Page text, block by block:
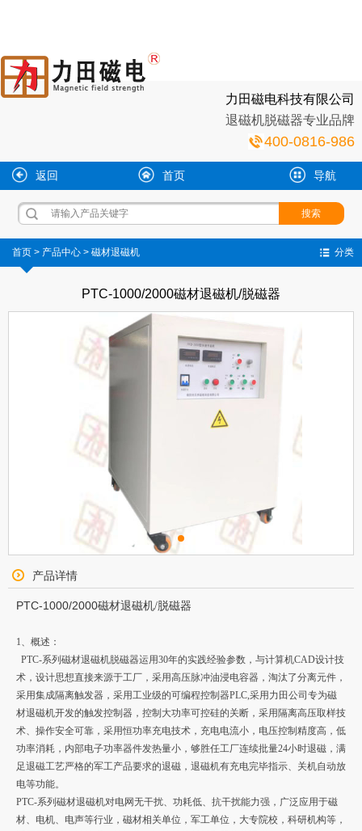
力田磁电科技有限公司
退磁机脱磁器专业品牌
400-0816-986
返回 首页 导航
分类
首页 > 产品中心 > 磁材退磁机
PTC-1000/2000磁材退磁机/脱磁器
产品详情
PTC-1000/2000磁材退磁机/脱磁器
1、 概述：
PTC-系列磁材退磁机脱磁器运用30年的实践经验参数，与计算机CAD设计技
术，设计思想直接来源于工厂，采用高压脉冲油浸电容器，淘汰了分离元件，
采用集成隔离触发器，采用工业级的可编程控制器PLC,采用力田公司专为磁
材退磁机开发的触发控制器，控制大功率可控硅的关断，采用隔离高压取样技
术、操作安全可靠，采用恒功率充电技术，充电电流小，电压控制精度高，低
功率消耗，内部电子功率器件发热量小，够胜任工厂连续批量24小时退磁，满
足退磁工艺严格的军工产品要求的退磁，退磁机有充电完毕指示、关机自动放
电等功能。
PTC-系列磁材退磁机对电网无干扰、功耗低、抗干扰能力强，广泛应用于磁
材、电机、电声等行业，磁材相关单位，军工单位，大专院校，科研机构等，